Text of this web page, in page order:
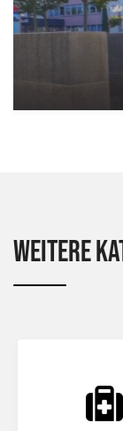
Weitere